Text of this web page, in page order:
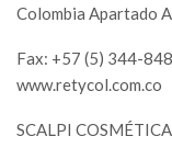
Colombia Apartado
Fax: +57 (5) 344-
www.retycol.com.co
SCALPI